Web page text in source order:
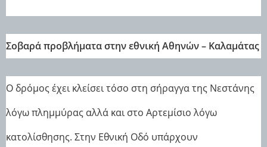
Σοβαρά προβλήματα στην εθνική Αθηνών – Καλαμάτας
Ο δρόμος έχει κλείσει τόσο στη σήραγγα της Νεστάνης
λόγω πλημμύρας αλλά και στο Αρτεμίσιο λόγω
κατολίσθησης. Στην Εθνική Οδό υπάρχουν